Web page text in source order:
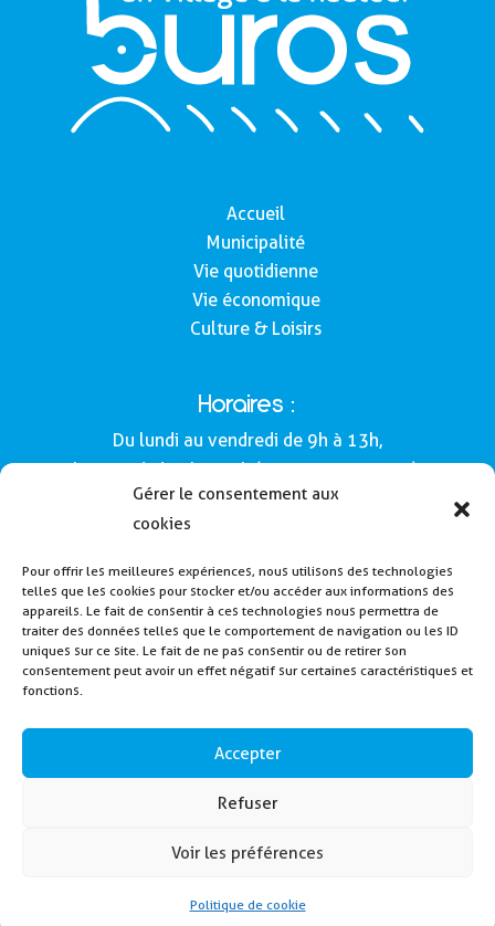
Gérer le consentement aux
cookies
Pour offrir les meilleures expériences, nous utilisons des technologies
telles que les cookies pour stocker et/ou accéder aux informations des
appareils. Le fait de consentir à ces technologies nous permettra de
traiter des données telles que le comportement de navigation ou les ID
uniques sur ce site. Le fait de ne pas consentir ou de retirer son
consentement peut avoir un effet négatif sur certaines caractéristiques et
fonctions.
Accepter
Refuser
Voir les préférences
Politique de cookie
Accueil
Municipalité
Vie quotidienne
Vie économique
Culture & Loisirs
Horaires :
Du lundi au vendredi de 9h à 13h,
le samedi de 9h à 12h (Semaines impaires).
160, route de Morlàas
64160 - Buros
Tél : 05 59 62 54 49
Inscription alerte SMS
Contactez nous
2024 – Mairie de Buros – Créé en collaboration